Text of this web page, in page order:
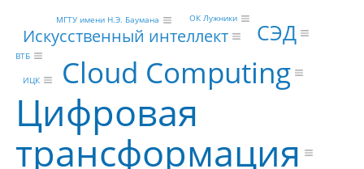
Цифровая
трансформация
Cloud Computing
СЭД
Искусственный интеллект
ОК Лужники
МГТУ имени Н.Э. Баумана
ВТБ
ИЦК